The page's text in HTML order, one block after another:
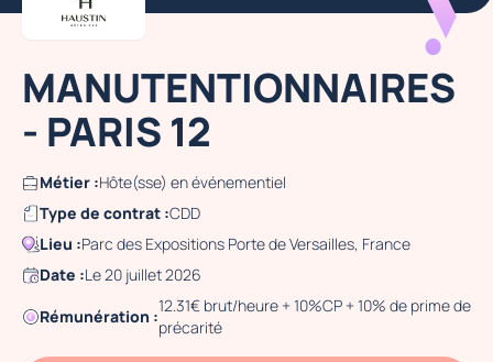
MANUTENTIONNAIRES
- PARIS 12
Métier :Hôte(sse) en événementiel
Type de contrat :CDD
Lieu :Parc des Expositions Porte de Versailles, France
Date :Le 20 juillet 2026
Rémunération :
12.31€ brut/heure + 10%CP + 10% de prime de
précarité